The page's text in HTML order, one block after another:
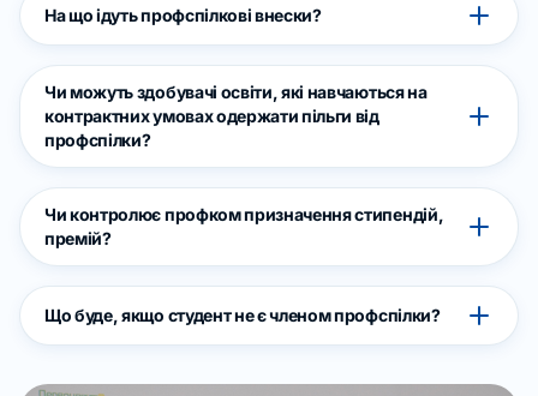
На що ідуть профспілкові внески?
Чи можуть здобувачі освіти, які навчаються на
контрактних умовах одержати пільги від
профспілки?
Чи контролює профком призначення стипендій,
премій?
Що буде, якщо студент не є членом профспілки?